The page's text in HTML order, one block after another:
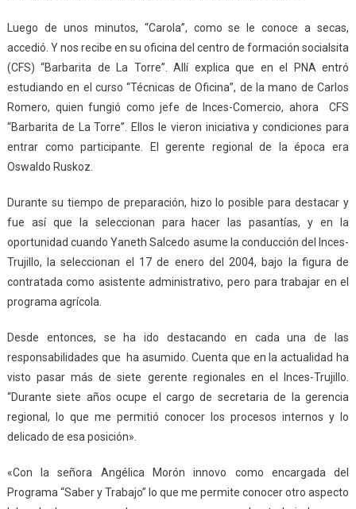
Luego de unos minutos, “Carola”, como se le conoce a secas,
accedió. Y nos recibe en su oficina del centro de formación socialsita
(CFS) “Barbarita de La Torre”. Allí explica que en el PNA entró
estudiando en el curso “Técnicas de Oficina”, de la mano de Carlos
Romero, quien fungió como jefe de Inces-Comercio, ahora CFS
“Barbarita de La Torre”. Ellos le vieron iniciativa y condiciones para
entrar como participante. El gerente regional de la época era
Oswaldo Ruskoz.
Durante su tiempo de preparación, hizo lo posible para destacar y
fue así que la seleccionan para hacer las pasantías, y en la
oportunidad cuando Yaneth Salcedo asume la conducción del Inces-
Trujillo, la seleccionan el 17 de enero del 2004, bajo la figura de
contratada como asistente administrativo, pero para trabajar en el
programa agrícola.
Desde entonces, se ha ido destacando en cada una de las
responsabilidades que ha asumido. Cuenta que en la actualidad ha
visto pasar más de siete gerente regionales en el Inces-Trujillo.
“Durante siete años ocupe el cargo de secretaria de la gerencia
regional, lo que me permitió conocer los procesos internos y lo
delicado de esa posición».
«Con la señora Angélica Morón innovo como encargada del
Programa “Saber y Trabajo” lo que me permite conocer otro aspecto